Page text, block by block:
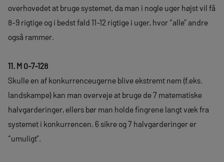
overhovedet at bruge systemet, da man i nogle uger højst vil få
8-9 rigtige og i bedst fald 11-12 rigtige i uger, hvor “alle” andre
også rammer.
11. M 0-7-128
Skulle en af konkurrenceugerne blive ekstremt nem (f.eks.
landskampe) kan man overveje at bruge de 7 matematiske
halvgarderinger, ellers bør man holde fingrene langt væk fra
systemet i konkurrencen. 6 sikre og 7 halvgarderinger er
“umuligt”.